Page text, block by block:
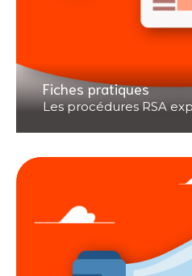
Fiches pratiques
Les procédures RSA